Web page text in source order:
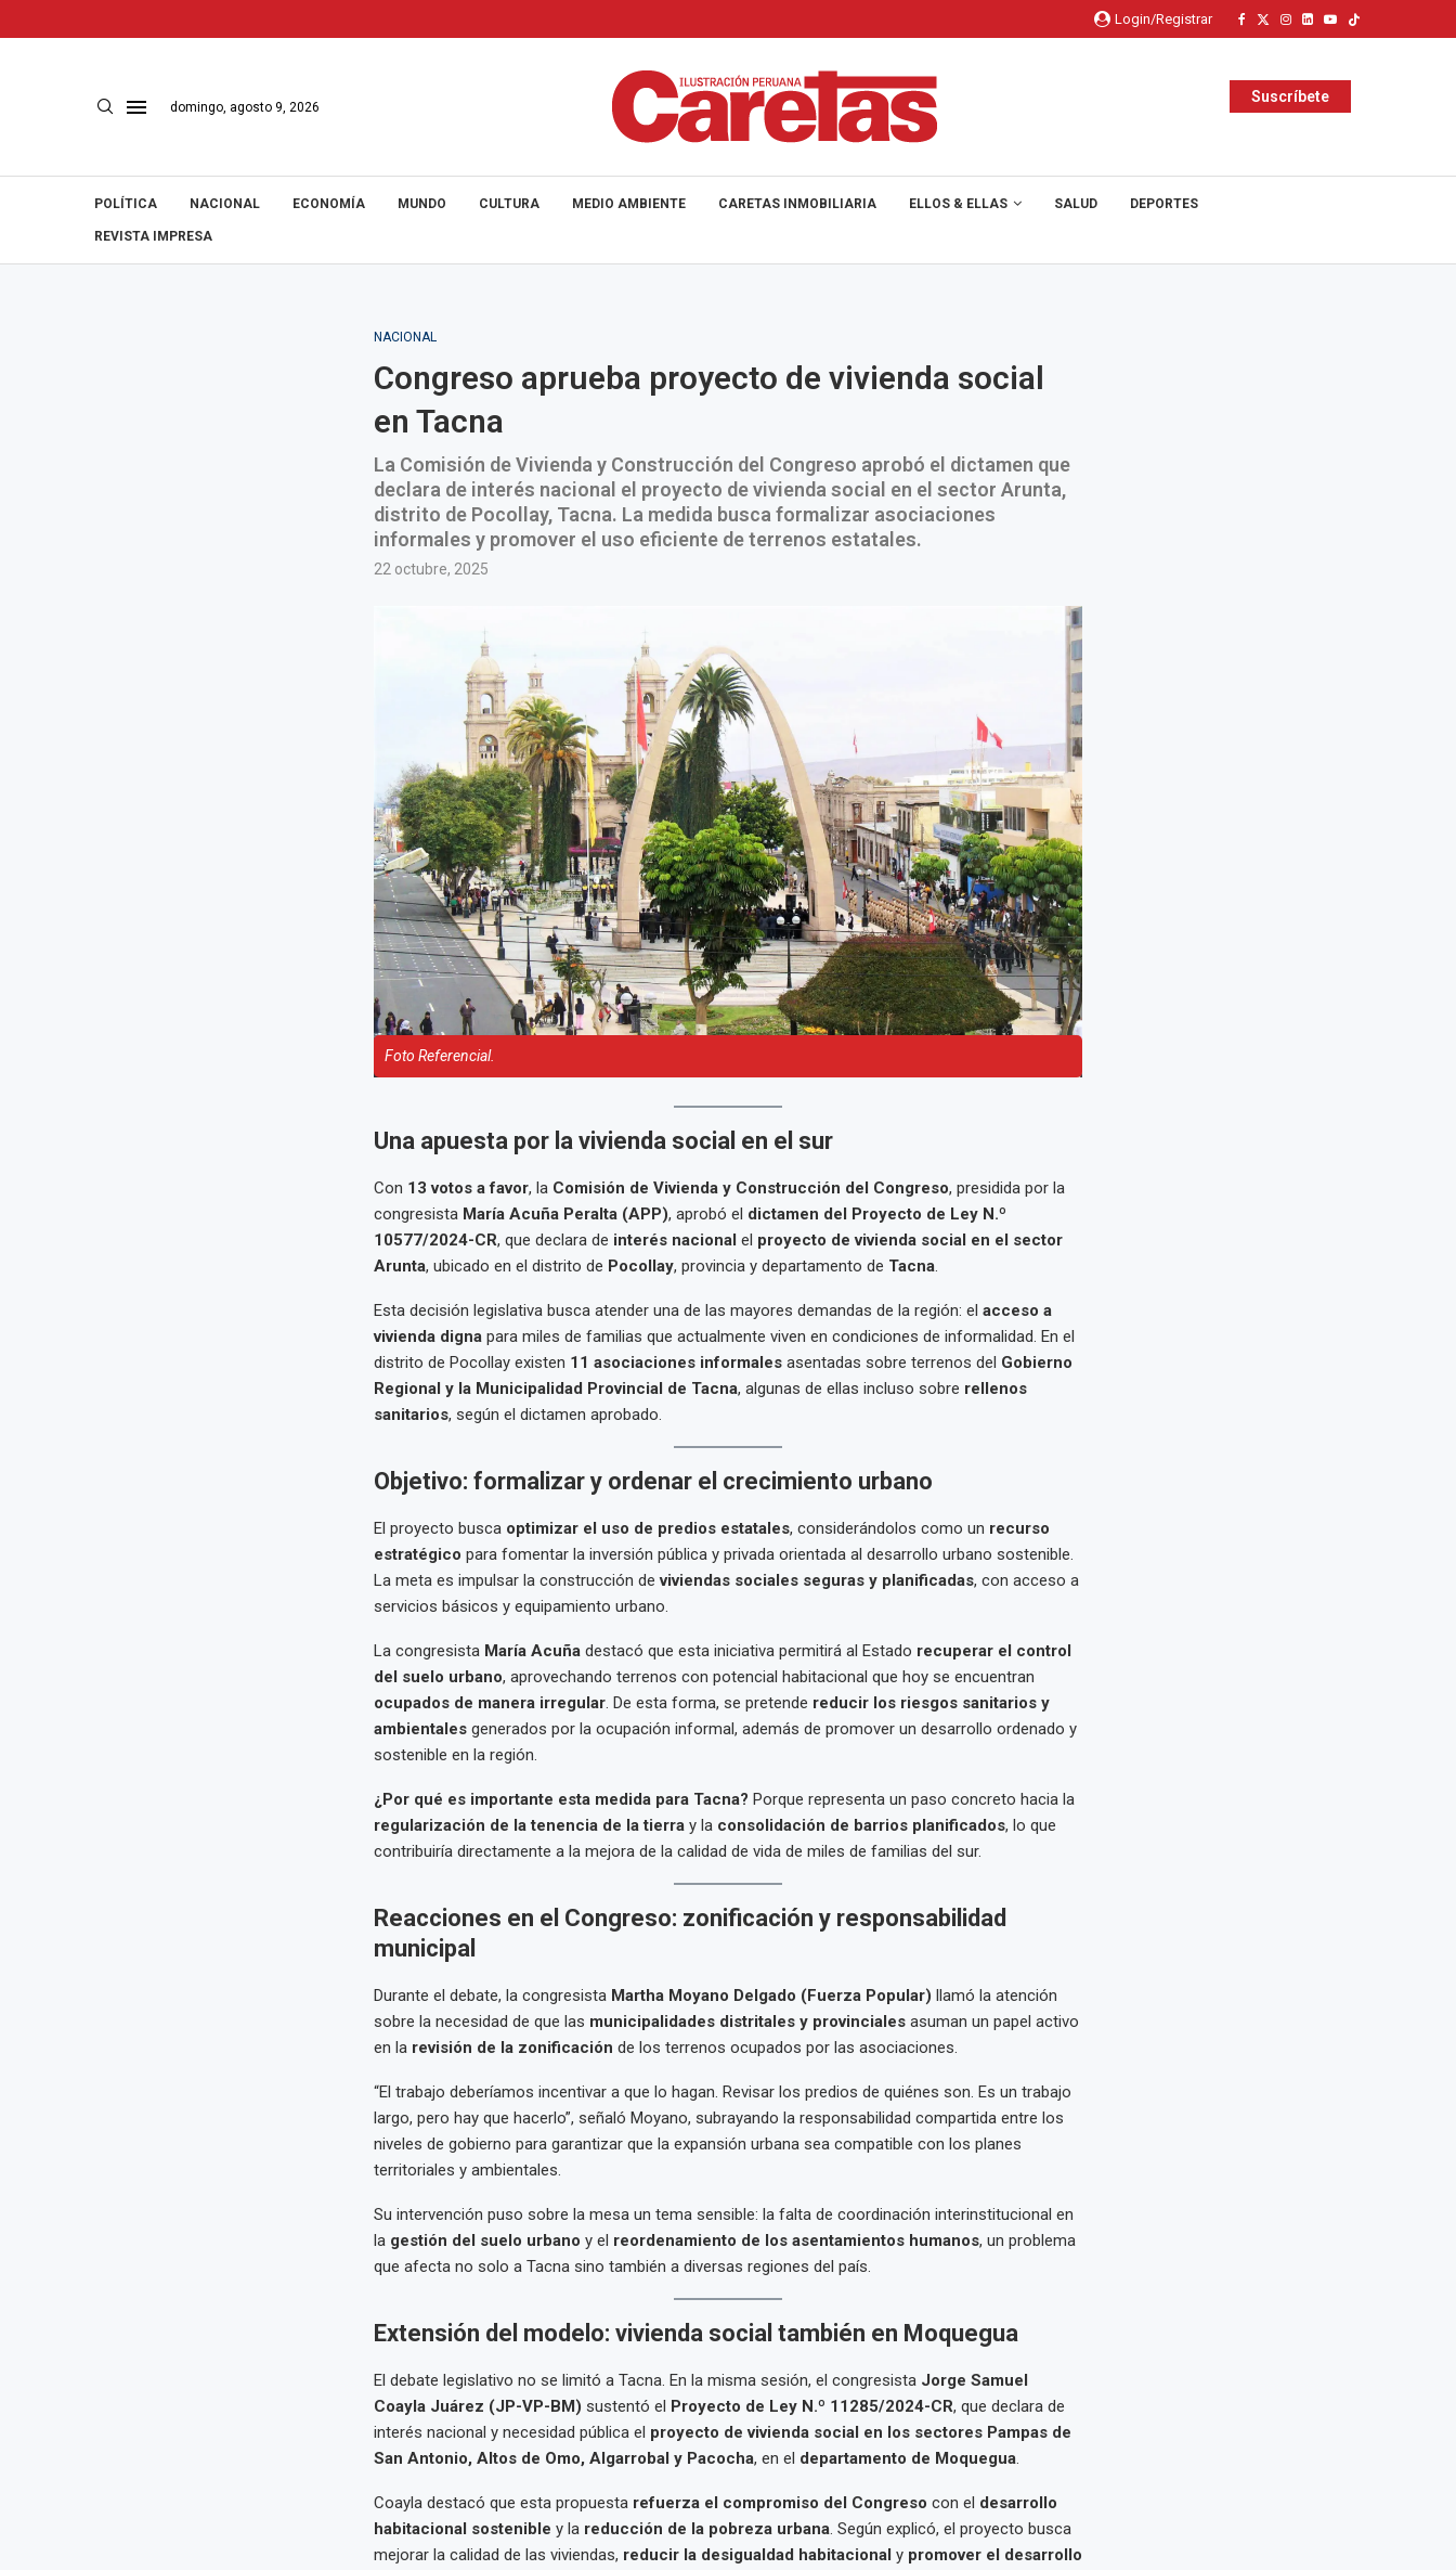
Login/Registrar
domingo, agosto 9, 2026
Suscríbete
POLÍTICA NACIONAL ECONOMÍA MUNDO CULTURA MEDIO AMBIENTE CARETAS INMOBILIARIA ELLOS & ELLAS SALUD DEPORTES
REVISTA IMPRESA
NACIONAL
Congreso aprueba proyecto de vivienda social
en Tacna
La Comisión de Vivienda y Construcción del Congreso aprobó el dictamen que
declara de interés nacional el proyecto de vivienda social en el sector Arunta,
distrito de Pocollay, Tacna. La medida busca formalizar asociaciones
informales y promover el uso eficiente de terrenos estatales.
22 octubre, 2025
Foto Referencial.
Una apuesta por la vivienda social en el sur
Con 13 votos a favor, la Comisión de Vivienda y Construcción del Congreso, presidida por la
congresista María Acuña Peralta (APP), aprobó el dictamen del Proyecto de Ley N.º
10577/2024-CR, que declara de interés nacional el proyecto de vivienda social en el sector
Arunta, ubicado en el distrito de Pocollay, provincia y departamento de Tacna.
Esta decisión legislativa busca atender una de las mayores demandas de la región: el acceso a
vivienda dignapara miles de familias que actualmente viven en condiciones de informalidad. En el
distrito de Pocollay existen 11 asociaciones informalesasentadas sobre terrenos del Gobierno
Regional y la Municipalidad Provincial de Tacna, algunas de ellas incluso sobre rellenos
sanitarios, según el dictamen aprobado.
Objetivo: formalizar y ordenar el crecimiento urbano
El proyecto busca optimizar el uso de predios estatales, considerándolos como un recurso
estratégico para fomentar la inversión pública y privada orientada al desarrollo urbano sostenible.
La meta es impulsar la construcción deviviendas sociales seguras y planificadas, con acceso a
servicios básicos y equipamiento urbano.
La congresista María Acuñadestacó que esta iniciativa permitirá al Estado recuperar el control
del suelo urbano, aprovechando terrenos con potencial habitacional que hoy se encuentran
ocupados de manera irregular. De esta forma, se pretende reducir los riesgos sanitarios y
ambientalesgenerados por la ocupación informal, además de promover un desarrollo ordenado y
sostenible en la región.
¿Por qué es importante esta medida para Tacna? Porque representa un paso concreto hacia la
regularización de la tenencia de la tierray la consolidación de barrios planificados, lo que
contribuiría directamente a la mejora de la calidad de vida de miles de familias del sur.
Reacciones en el Congreso: zonificación y responsabilidad
municipal
Durante el debate, la congresista Martha Moyano Delgado (Fuerza Popular) llamó la atención
sobre la necesidad de que las municipalidades distritales y provincialesasuman un papel activo
en la revisión de la zonificación de los terrenos ocupados por las asociaciones.
“El trabajo deberíamos incentivar a que lo hagan. Revisar los predios de quiénes son. Es un trabajo
largo, pero hay que hacerlo”, señaló Moyano, subrayando la responsabilidad compartida entre los
niveles de gobierno para garantizar que la expansión urbana sea compatible con los planes
territoriales y ambientales.
Su intervención puso sobre la mesa un tema sensible: la falta de coordinación interinstitucional en
la gestión del suelo urbano y el reordenamiento de los asentamientos humanos, un problema
que afecta no solo a Tacna sino también a diversas regiones del país.
Extensión del modelo: vivienda social también en Moquegua
El debate legislativo no se limitó a Tacna. En la misma sesión, el congresista Jorge Samuel
Coayla Juárez (JP-VP-BM) sustentó el Proyecto de Ley N.º 11285/2024-CR, que declara de
interés nacional y necesidad pública el proyecto de vivienda social en los sectores Pampas de
San Antonio, Altos de Omo, Algarrobal y Pacocha, en el departamento de Moquegua.
Coayla destacó que esta propuesta refuerza el compromiso del Congreso con el desarrollo
habitacional sostenible y la reducción de la pobreza urbana. Según explicó, el proyecto busca
mejorar la calidad de las viviendas, reducir la desigualdad habitacional y promover el desarrollo